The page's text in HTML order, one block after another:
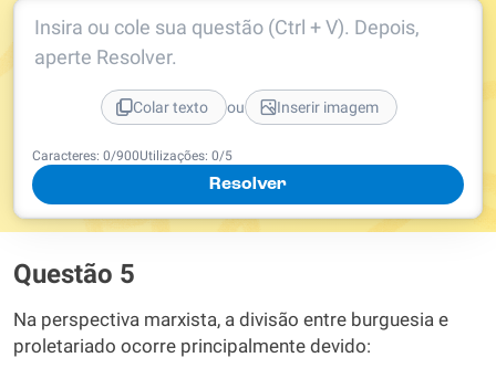
Caracteres: 0/900Utilizações: 0/5
Resolver
Insira ou cole sua questão (Ctrl + V). Depois,
aperte Resolver.
Colar texto ou Inserir imagem
Questão 5
Na perspectiva marxista, a divisão entre burguesia e
proletariado ocorre principalmente devido: